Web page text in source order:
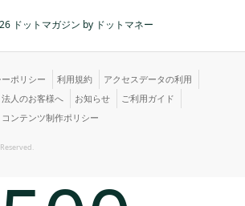
ドットマガジン by ドットマネー
ポリシー 利用規約
アクセスデータの利用
法人のお客様へ お知らせ
ご利用ガイド
コンテンツ制作ポリシー